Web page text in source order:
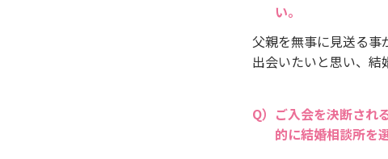
い。
父親を無事に見送る事
出会いたいと思い、結
ご入会を決断され
的に結婚相談所を